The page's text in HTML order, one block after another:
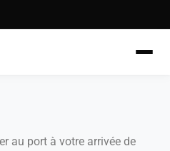
au port à votre arrivée de